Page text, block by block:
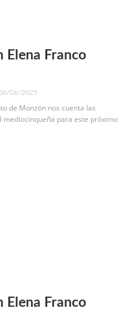
Elena Franco
06/2025
de Monzón nos cuenta las
para este próximo
Elena Franco